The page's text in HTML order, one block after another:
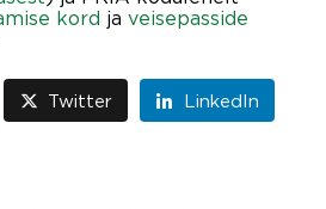
kord ja veisepasside
Twitter LinkedIn